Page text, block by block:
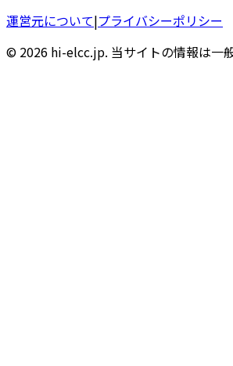
運営元について|プライバシーポリシー
© 2026 hi-elcc.jp. 当サイトの情報は一